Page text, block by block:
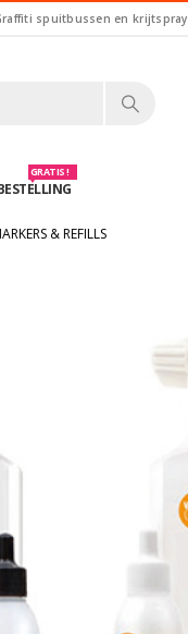
spuitbussen en krijtspray
GRATIS !
& REFILLS